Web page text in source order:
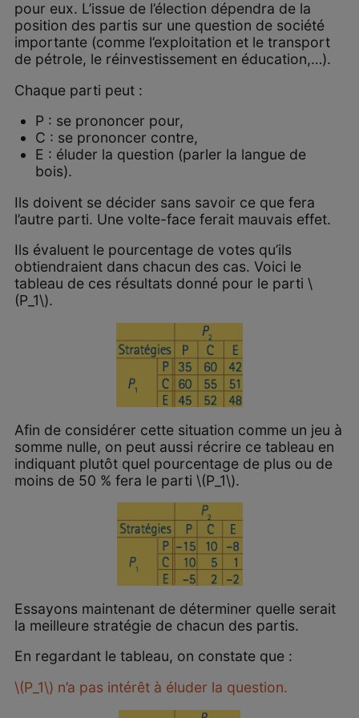
pour eux. L’issue de l’élection dépendra de la
position des partis sur une question de société
importante (comme l’exploitation et le transport
de pétrole, le réinvestissement en éducation,…).
Chaque parti peut :
P : se prononcer pour,
C : se prononcer contre,
E : éluder la question (parler la langue de
bois).
Ils doivent se décider sans savoir ce que fera
l’autre parti. Une volte-face ferait mauvais effet.
Ils évaluent le pourcentage de votes qu’ils
obtiendraient dans chacun des cas. Voici le
tableau de ces résultats donné pour le parti \
(P_1\).
Afin de considérer cette situation comme un jeu à
somme nulle, on peut aussi récrire ce tableau en
indiquant plutôt quel pourcentage de plus ou de
moins de 50 % fera le parti \(P_1\).
Essayons maintenant de déterminer quelle serait
la meilleure stratégie de chacun des partis.
En regardant le tableau, on constate que :
\(P_1\) n’a pas intérêt à éluder la question.